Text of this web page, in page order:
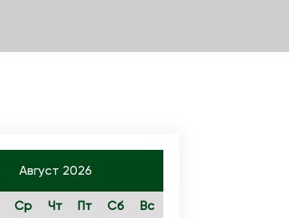
Август 2026
Ср Чт Пт Сб
Вс